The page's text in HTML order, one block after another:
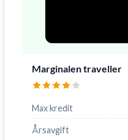
Marginalen traveller
Max kredit
Årsavgift